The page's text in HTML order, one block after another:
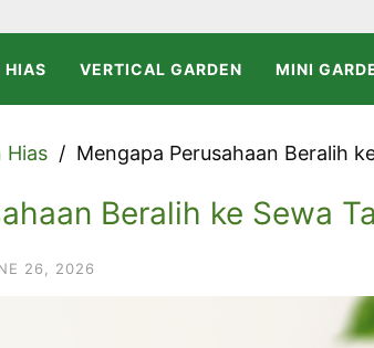
HIAS VERTICAL GARDEN MINI
Hias Mengapa Perusahaan Beralih
Beralih ke Sewa
26, 2026